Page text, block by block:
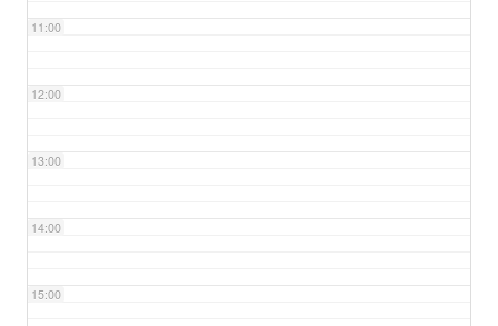
11:00
12:00
13:00
14:00
15:00